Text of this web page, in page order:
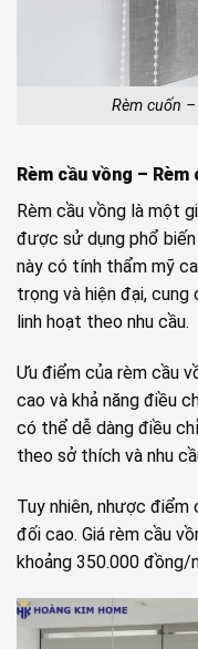
Rèm cuốn
Rèm cầu vồng –
Rèm cầu vồng là một
được sử dụng phổ
này có tính thẩm mỹ
trọng và hiện đại, cung
linh hoạt theo nhu cầu.
Ưu điểm của rèm cầu
cao và khả năng điều
có thể dễ dàng điều
theo sở thích và nhu
Tuy nhiên, nhược điểm
đối cao. Giá rèm cầu
khoảng 350.000 đồng/